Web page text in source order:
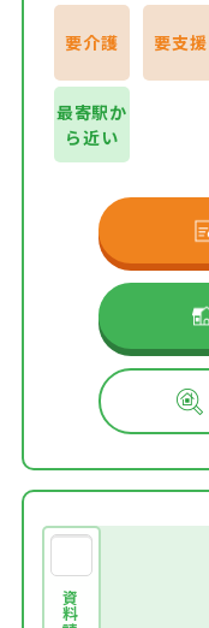
要介護 要支援
最寄駅か
ら近い